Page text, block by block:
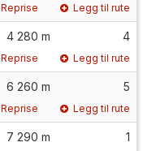
Reprise Legg til rute
4 280 m 4
Reprise Legg til rute
6 260 m 5
Reprise Legg til rute
7 290 m 1